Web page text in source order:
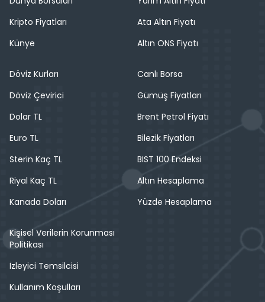
Kripto Fiyatları
Künye
Ata Altın Fiyatı
Altın ONS Fiyatı
Döviz Kurları
Döviz Çevirici
Dolar TL
Euro TL
Sterin Kaç TL
Riyal Kaç TL
Kanada Doları
Canlı Borsa
Gümüş Fiyatları
Brent Petrol Fiyatı
Bilezik Fiyatları
BIST 100 Endeksi
Altın Hesaplama
Yüzde Hesaplama
Kişisel Verilerin Korunması
Politikası
İzleyici Temsilcisi
Kullanım Koşulları